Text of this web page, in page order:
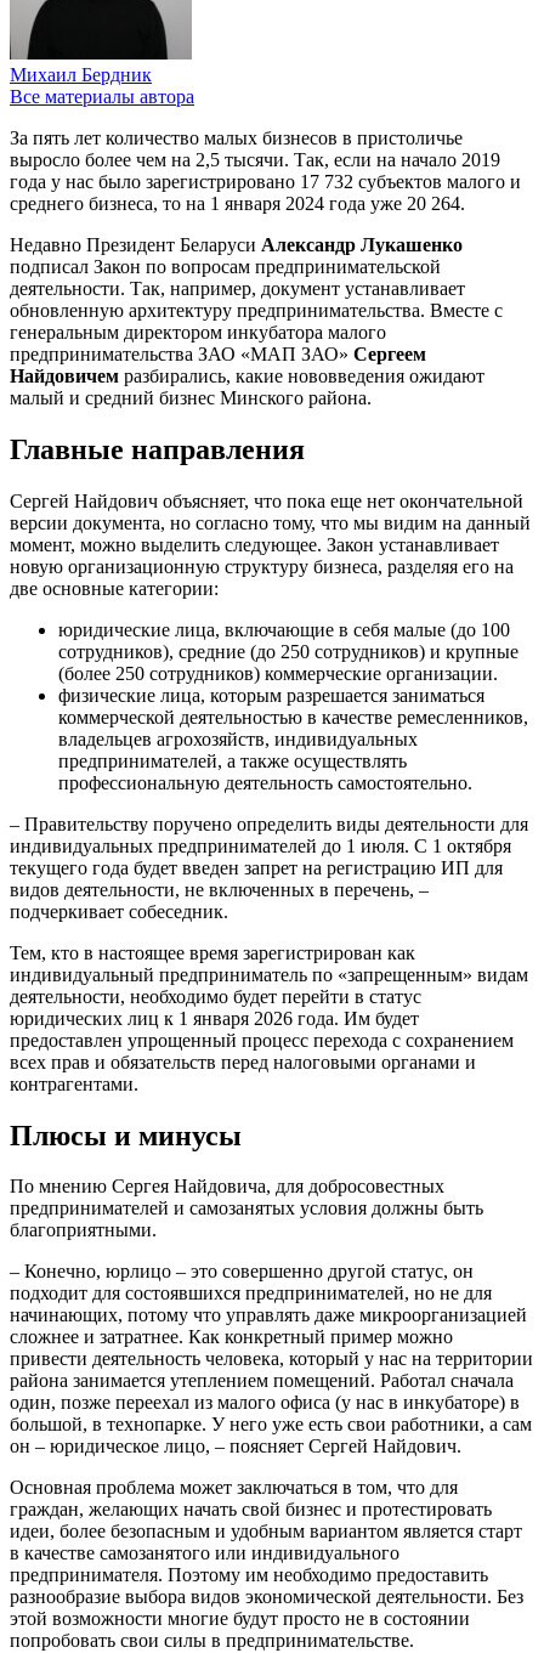
Михаил Бердник
Все материалы автора
За пять лет количество малых бизнесов в пристоличье
выросло более чем на 2,5 тысячи. Так, если на начало 2019
года у нас было зарегистрировано 17 732 субъектов малого и
среднего бизнеса, то на 1 января 2024 года уже 20 264.
Недавно Президент Беларуси Александр Лукашенко
подписал Закон по вопросам предпринимательской
деятельности. Так, например, документ устанавливает
обновленную архитектуру предпринимательства. Вместе с
генеральным директором инкубатора малого
предпринимательства ЗАО «МАП ЗАО» Сергеем
Найдовичем разбирались, какие нововведения ожидают
малый и средний бизнес Минского района.
Главные направления
Сергей Найдович объясняет, что пока еще нет окончательной
версии документа, но согласно тому, что мы видим на данный
момент, можно выделить следующее. Закон устанавливает
новую организационную структуру бизнеса, разделяя его на
две основные категории:
юридические лица, включающие в себя малые (до 100
сотрудников), средние (до 250 сотрудников) и крупные
(более 250 сотрудников) коммерческие организации.
физические лица, которым разрешается заниматься
коммерческой деятельностью в качестве ремесленников,
владельцев агрохозяйств, индивидуальных
предпринимателей, а также осуществлять
профессиональную деятельность самостоятельно.
– Правительству поручено определить виды деятельности для
индивидуальных предпринимателей до 1 июля. С 1 октября
текущего года будет введен запрет на регистрацию ИП для
видов деятельности, не включенных в перечень, –
подчеркивает собеседник.
Тем, кто в настоящее время зарегистрирован как
индивидуальный предприниматель по «запрещенным» видам
деятельности, необходимо будет перейти в статус
юридических лиц к 1 января 2026 года. Им будет
предоставлен упрощенный процесс перехода с сохранением
всех прав и обязательств перед налоговыми органами и
контрагентами.
Плюсы и минусы
По мнению Сергея Найдовича, для добросовестных
предпринимателей и самозанятых условия должны быть
благоприятными.
– Конечно, юрлицо – это совершенно другой статус, он
подходит для состоявшихся предпринимателей, но не для
начинающих, потому что управлять даже микроорганизацией
сложнее и затратнее. Как конкретный пример можно
привести деятельность человека, который у нас на территории
района занимается утеплением помещений. Работал сначала
один, позже переехал из малого офиса (у нас в инкубаторе) в
большой, в технопарке. У него уже есть свои работники, а сам
он – юридическое лицо, – поясняет Сергей Найдович.
Основная проблема может заключаться в том, что для
граждан, желающих начать свой бизнес и протестировать
идеи, более безопасным и удобным вариантом является старт
в качестве самозанятого или индивидуального
предпринимателя. Поэтому им необходимо предоставить
разнообразие выбора видов экономической деятельности. Без
этой возможности многие будут просто не в состоянии
попробовать свои силы в предпринимательстве.